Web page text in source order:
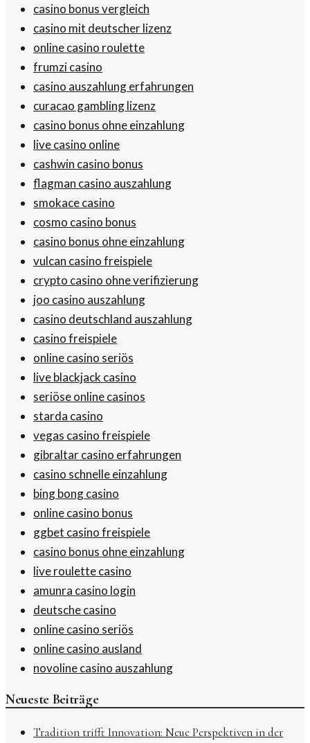
casino bonus vergleich
casino mit deutscher lizenz
online casino roulette
frumzi casino
casino auszahlung erfahrungen
curacao gambling lizenz
casino bonus ohne einzahlung
live casino online
cashwin casino bonus
flagman casino auszahlung
smokace casino
cosmo casino bonus
casino bonus ohne einzahlung
vulcan casino freispiele
crypto casino ohne verifizierung
joo casino auszahlung
casino deutschland auszahlung
casino freispiele
online casino seriös
live blackjack casino
seriöse online casinos
starda casino
vegas casino freispiele
gibraltar casino erfahrungen
casino schnelle einzahlung
bing bong casino
online casino bonus
ggbet casino freispiele
casino bonus ohne einzahlung
live roulette casino
amunra casino login
deutsche casino
online casino seriös
online casino ausland
novoline casino auszahlung
Neueste Beiträge
Tradition trifft Innovation: Neue Perspektiven in der